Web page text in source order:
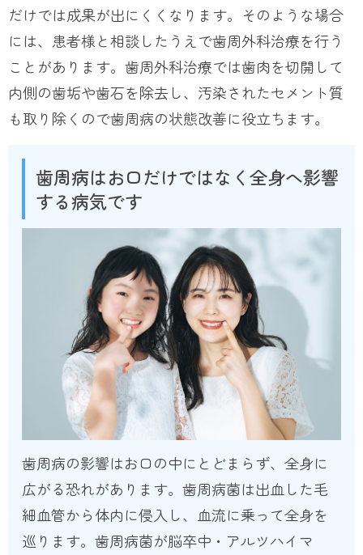
だけでは成果が出にくくなります。そのような場合
には、患者様と相談したうえで歯周外科治療を行う
ことがあります。歯周外科治療では歯肉を切開して
内側の歯垢や歯石を除去し、汚染されたセメント質
も取り除くので歯周病の状態改善に役立ちます。
歯周病はお口だけではなく全身へ影響
する病気です
歯周病の影響はお口の中にとどまらず、全身に
広がる恐れがあります。歯周病菌は出血した毛
細血管から体内に侵入し、血流に乗って全身を
巡ります。歯周病菌が脳卒中・アルツハイマ